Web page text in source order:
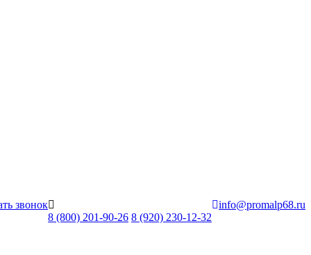
info@promalp68.ru
8 (800) 201-90-26 8 (920) 230-12-32
звонок